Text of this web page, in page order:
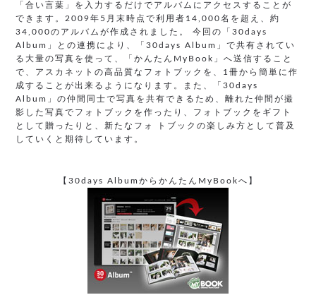
「合い言葉」を入力するだけでアルバムにアクセスすることが
できます。2009年5月末時点で利用者14,000名を超え、約
34,000のアルバムが作成されました。 今回の「30days
Album」との連携により、「30days Album」で共有されてい
る大量の写真を使って、「かんたんMyBook」へ送信すること
で、アスカネットの高品質なフォトブックを、1冊から簡単に作
成することが出来るようになります。また、「30days
Album」の仲間同士で写真を共有できるため、離れた仲間が撮
影した写真でフォトブックを作ったり、フォトブックをギフト
として贈ったりと、新たなフォ トブックの楽しみ方として普及
していくと期待しています。
【30days AlbumからかんたんMyBookへ】